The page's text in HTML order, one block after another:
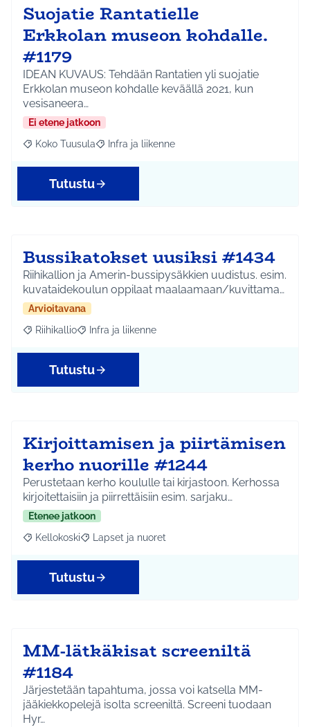
Suojatie Rantatielle
Erkkolan museon kohdalle.
#1179
IDEAN KUVAUS: Tehdään Rantatien yli suojatie
Erkkolan museon kohdalle keväällä 2021, kun
vesisaneera…
Ei etene jatkoon
Rajaa tulokset aihepiirin mukaan: Koko Tuusula
Koko Tuusula Rajaa tulokset teeman mukaan: Infra ja liikenne
Infra ja liikenne
Tutustu
Bussikatokset uusiksi #1434
Riihikallion ja Amerin-bussipysäkkien uudistus. esim.
kuvataidekoulun oppilaat maalaamaan/kuvittama…
Arvioitavana
Rajaa tulokset aihepiirin mukaan: Riihikallio
Riihikallio Rajaa tulokset teeman mukaan: Infra ja liikenne
Infra ja liikenne
Tutustu
Kirjoittamisen ja piirtämisen
kerho nuorille #1244
Perustetaan kerho koululle tai kirjastoon. Kerhossa
kirjoitettaisiin ja piirrettäisiin esim. sarjaku…
Etenee jatkoon
Rajaa tulokset aihepiirin mukaan: Kellokoski
Kellokoski Rajaa tulokset teeman mukaan: Lapset ja nuoret
Lapset ja nuoret
Tutustu
MM-lätkäkisat screeniltä
#1184
Järjestetään tapahtuma, jossa voi katsella MM-
jääkiekkopelejä isolta screeniltä. Screeni tuodaan
Hyr…